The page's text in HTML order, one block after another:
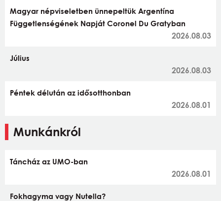
Magyar népviseletben ünnepeltük Argentína
Függetlenségének Napját Coronel Du Gratyban
2026.08.03
Július
2026.08.03
Péntek délután az idősotthonban
2026.08.01
Munkánkról
Táncház az UMO-ban
2026.08.01
Fokhagyma vagy Nutella?